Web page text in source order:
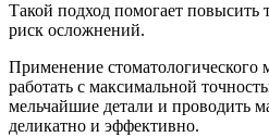
Такой подход помогает повысить
риск осложнений.
Применение стоматологического
работать с максимальной
мельчайшие детали и проводить
деликатно и эффективно.